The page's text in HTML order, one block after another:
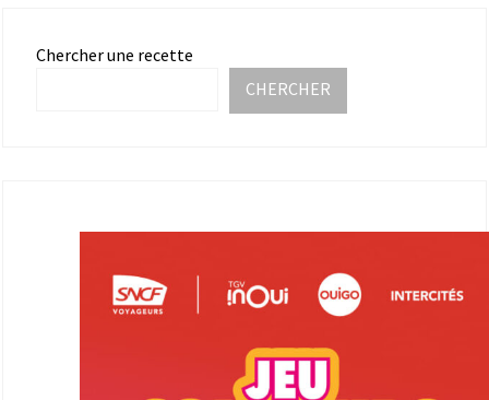
Chercher une recette
CHERCHER